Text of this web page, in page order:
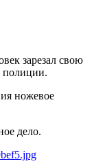
зарезал свою
полиции.
ножевое
дело.